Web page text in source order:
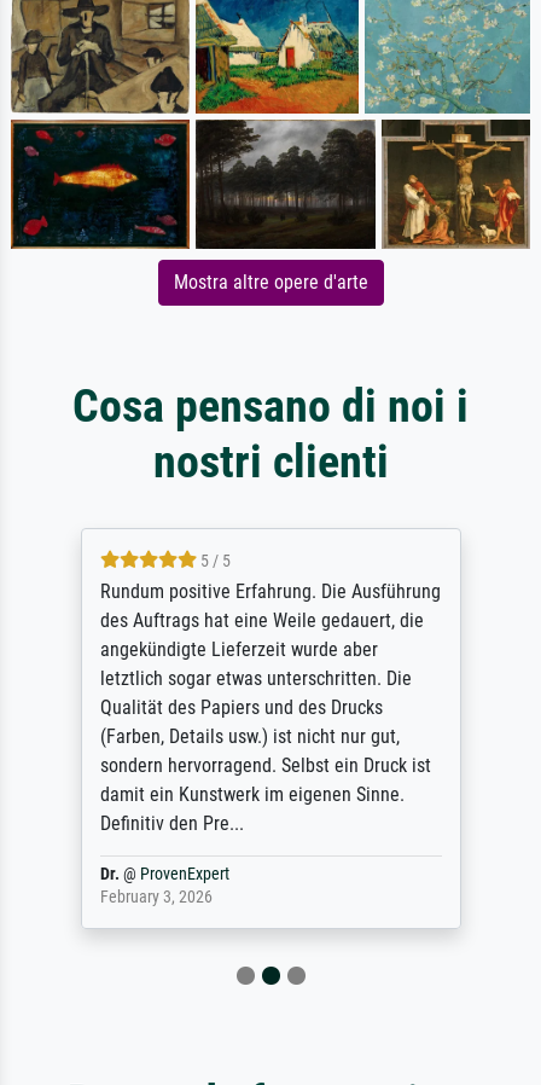
Mostra altre opere d'arte
Cosa pensano di noi i
nostri clienti
5 / 5
Rundum positive Erfahrung. Die Ausführung
des Auftrags hat eine Weile gedauert, die
angekündigte Lieferzeit wurde aber
letztlich sogar etwas unterschritten. Die
Qualität des Papiers und des Drucks
(Farben, Details usw.) ist nicht nur gut,
sondern hervorragend. Selbst ein Druck ist
damit ein Kunstwerk im eigenen Sinne.
Definitiv den Pre...
Dr. @ ProvenExpert
February 3, 2026